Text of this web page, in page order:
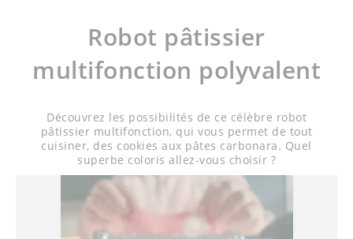
Robot pâtissier
multifonction polyvalent
Découvrez les possibilités de ce célèbre robot
pâtissier multifonction, qui vous permet de tout
cuisiner, des cookies aux pâtes carbonara. Quel
superbe coloris allez-vous choisir ?